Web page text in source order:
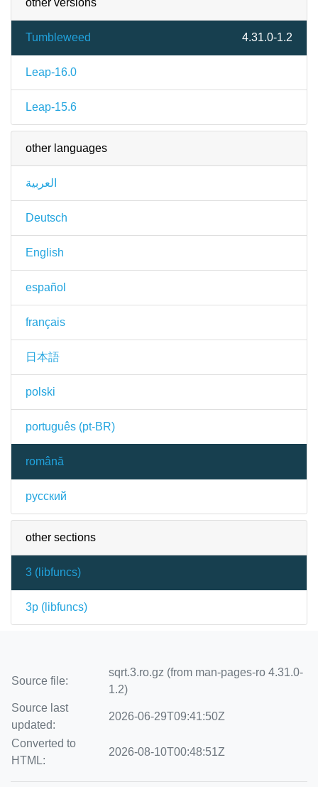
Tumbleweed 4.31.0-1.2
Leap-16.0
Leap-15.6
other languages
العربية
Deutsch
English
español
français
日本語
polski
português (pt-BR)
română
русский
other sections
3 ( libfuncs)
3p ( libfuncs)
Source file:
sqrt.3.ro.gz (from man-pages-ro 4.31.0-
1.2)
Source last
updated:
2026-06-29T09:41:50Z
Converted to
HTML:
2026-08-10T00:48:51Z